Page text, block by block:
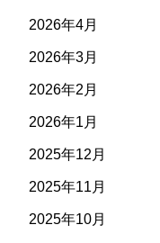
2026年4月
2026年3月
2026年2月
2026年1月
2025年12月
2025年11月
2025年10月